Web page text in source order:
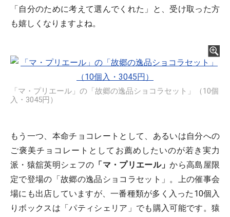
「自分のために考えて選んでくれた」と、受け取った方
も嬉しくなりますよね。
「マ・プリエール」の「故郷の逸品ショコラセット」（10個
入・3045円）
もう一つ、本命チョコレートとして、あるいは自分への
ご褒美チョコレートとしてお薦めしたいのが若き実力
派・猿舘英明シェフの 「マ・プリエール」から高島屋限
定で登場の「故郷の逸品ショコラセット」。上の催事会
場にも出店していますが、一番種類が多く入った10個入
りボックスは「パティシェリア」でも購入可能です。猿